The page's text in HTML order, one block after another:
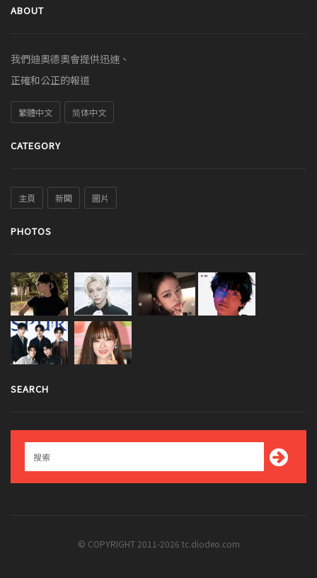
ABOUT
我們迪奧德奧會提供迅速、
正確和公正的報道
繁體中文 简体中文
CATEGORY
主頁 新聞 圖片
PHOTOS
SEARCH
© COPYRIGHT 2011-2026 tc.diodeo.com